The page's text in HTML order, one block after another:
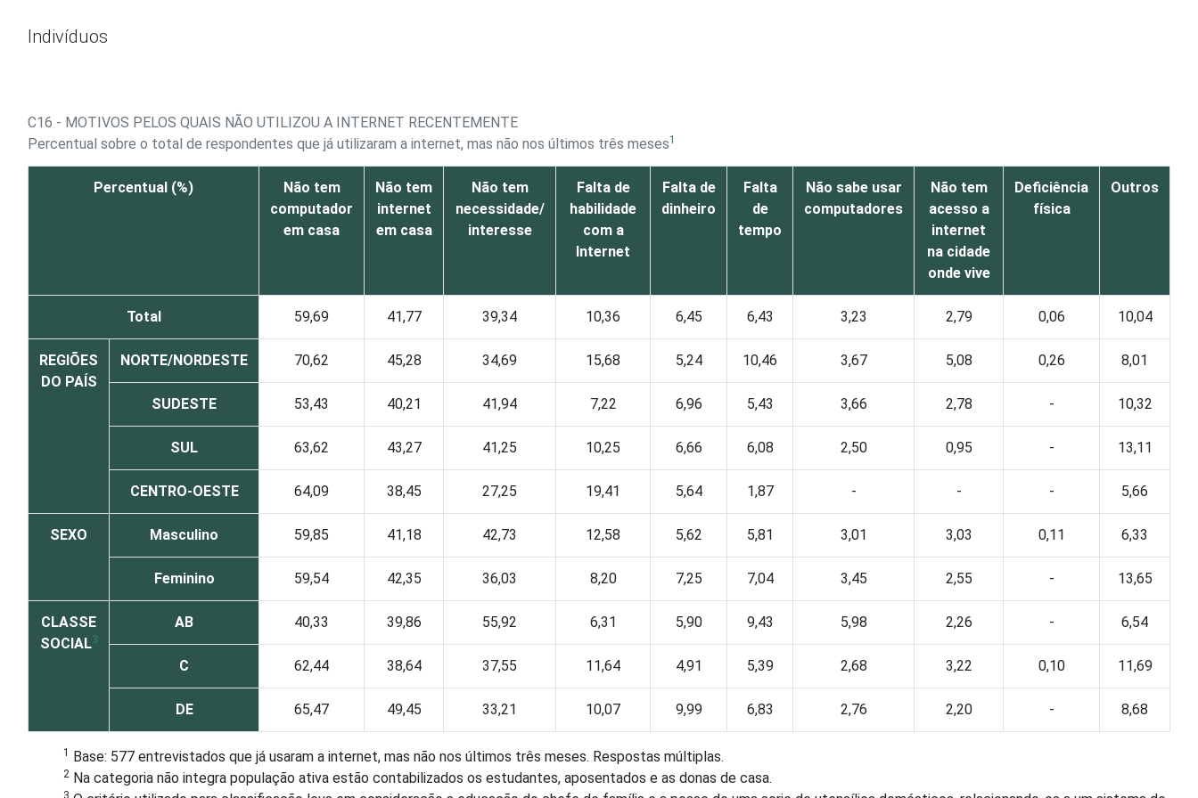
Indivíduos
C16 - MOTIVOS PELOS QUAIS NÃO UTILIZOU A INTERNET RECENTEMENTE
Percentual sobre o total de respondentes que já utilizaram a internet, mas não nos últimos três meses1
Percentual (%)
Não tem
computador
em casa
Não tem
internet
em casa
Não tem
necessidade/
interesse
Falta de
habilidade
com a
Internet
Falta de
dinheiro
Falta
de
tempo
Não sabe usar
computadores
Não tem
acesso a
internet
na cidade
onde vive
Deficiência
física
Outros
Total 59,69 41,77 39,34 10,36 6,45 6,43 3,23 2,79 0,06 10,04
REGIÕES
DO PAÍS
NORTE/NORDESTE 70,62 45,28 34,69 15,68 5,24 10,46 3,67 5,08 0,26 8,01
SUDESTE 53,43 40,21 41,94 7,22 6,96 5,43 3,66 2,78 - 10,32
SUL 63,62 43,27 41,25 10,25 6,66 6,08 2,50 0,95 - 13,11
CENTRO-OESTE 64,09 38,45 27,25 19,41 5,64 1,87 - - - 5,66
SEXO Masculino 59,85 41,18 42,73 12,58 5,62 5,81 3,01 3,03 0,11 6,33
Feminino 59,54 42,35 36,03 8,20 7,25 7,04 3,45 2,55 - 13,65
CLASSE
SOCIAL3
AB 40,33 39,86 55,92 6,31 5,90 9,43 5,98 2,26 - 6,54
C 62,44 38,64 37,55 11,64 4,91 5,39 2,68 3,22 0,10 11,69
DE 65,47 49,45 33,21 10,07 9,99 6,83 2,76 2,20 - 8,68
1 Base: 577 entrevistados que já usaram a internet, mas não nos últimos três meses. Respostas múltiplas.
2 Na categoria não integra população ativa estão contabilizados os estudantes, aposentados e as donas de casa.
3